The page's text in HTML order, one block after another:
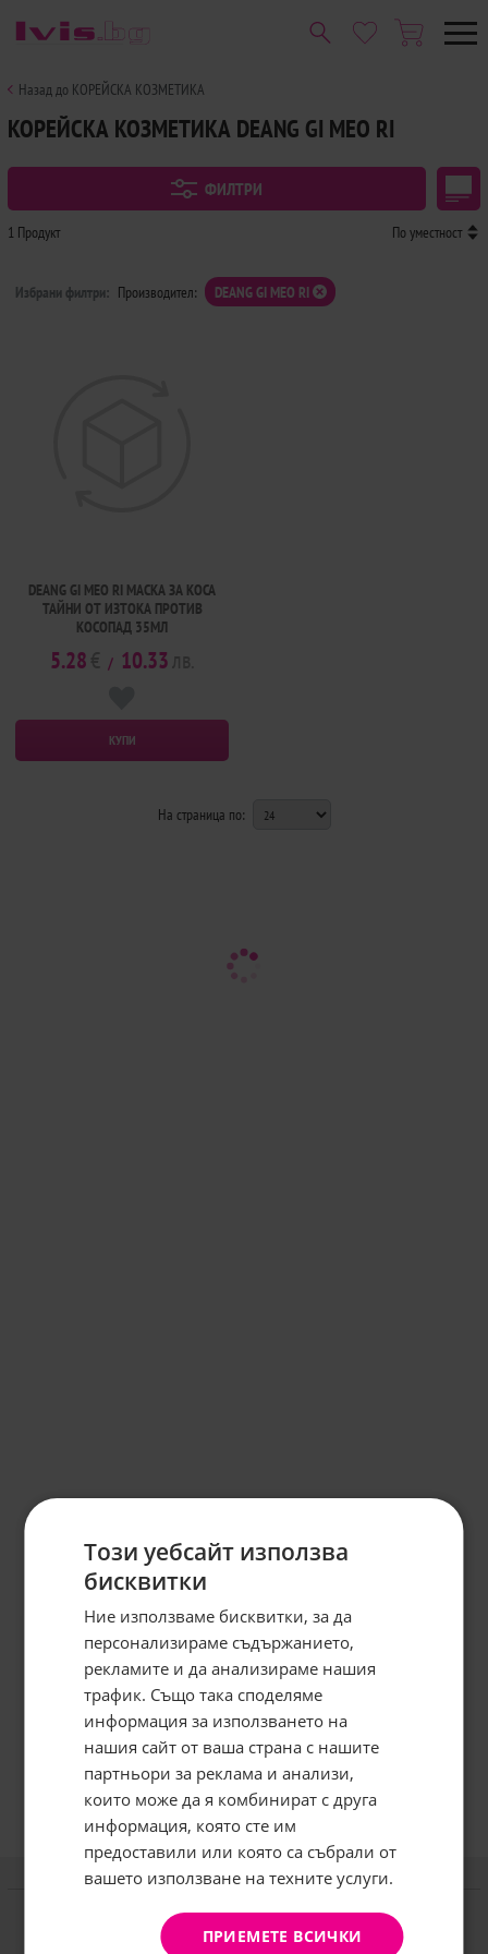
Назад до КОРЕЙСКА КОЗМЕТИКА
КОРЕЙСКА КОЗМЕТИКА DEANG GI MEO RI
ФИЛТРИ
1 Продукт По уместност
Избрани филтри: Производител: DEANG GI MEO RI
DEANG GI MEO RI МАСКА ЗА КОСА
ТАЙНИ ОТ ИЗТОКА ПРОТИВ
КОСОПАД 35МЛ
5.28 / 10.33
КУПИ
На страница по:
Информация
Този уебсайт използва
бисквитки
Ние използваме бисквитки, за да
персонализираме съдържанието,
рекламите и да анализираме нашия
трафик. Също така споделяме
информация за използването на
нашия сайт от ваша страна с нашите
партньори за реклама и анализи,
които може да я комбинират с друга
информация, която сте им
предоставили или която са събрали от
вашето използване на техните услуги.
ПРИЕМЕТЕ ВСИЧКИ
Абонирайте се за бюлетина и
грабнете-5%отстъпка!
АБОНИРАНЕ
Не, благодаря